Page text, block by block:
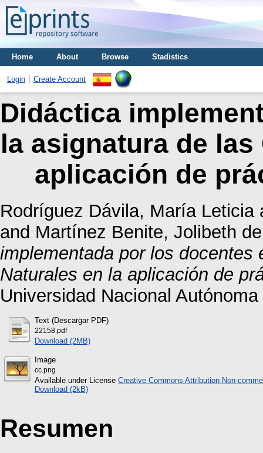
Home About Browse Stadistics
Login Create Account
Didáctica
la asignatura de
aplicación de
Rodríguez Dávila, María Leticia
and Martínez Benite, Jolibeth
implementada por los
Naturales en la aplicación de
Universidad Nacional
Text (Descargar PDF)
22158.pdf
Download (2MB)
Image
cc.png
Available under License Creative Commons Attribution Non-
Download (2kB)
Resumen